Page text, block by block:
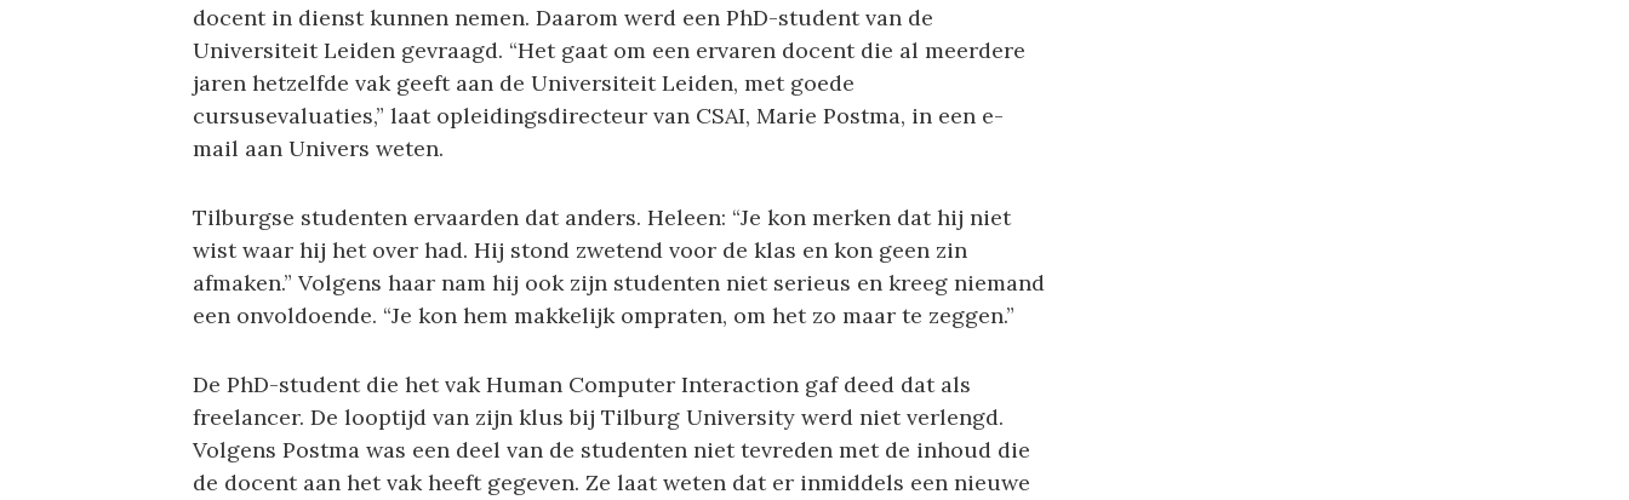
docent in dienst kunnen nemen. Daarom werd een PhD-student van de
Universiteit Leiden gevraagd. “Het gaat om een ervaren docent die al meerdere
jaren hetzelfde vak geeft aan de Universiteit Leiden, met goede
cursusevaluaties,” laat opleidingsdirecteur van CSAI, Marie Postma, in een e-
mail aan Univers weten.
Tilburgse studenten ervaarden dat anders. Heleen: “Je kon merken dat hij niet
wist waar hij het over had. Hij stond zwetend voor de klas en kon geen zin
afmaken.” Volgens haar nam hij ook zijn studenten niet serieus en kreeg niemand
een onvoldoende. “Je kon hem makkelijk ompraten, om het zo maar te zeggen.”
De PhD-student die het vak Human Computer Interaction gaf deed dat als
freelancer. De looptijd van zijn klus bij Tilburg University werd niet verlengd.
Volgens Postma was een deel van de studenten niet tevreden met de inhoud die
de docent aan het vak heeft gegeven. Ze laat weten dat er inmiddels een nieuwe